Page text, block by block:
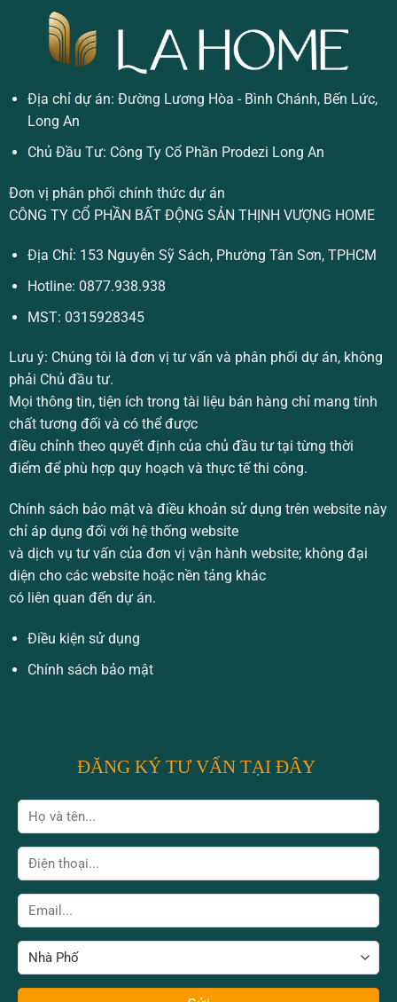
Địa chỉ dự án: Đường Lương Hòa - Bình Chánh, Bến Lức,
Long An
Chủ Đầu Tư: Công Ty Cổ Phần Prodezi Long An
Đơn vị phân phối chính thức dự án
CÔNG TY CỔ PHẦN BẤT ĐỘNG SẢN THỊNH VƯỢNG HOME
Địa Chỉ: 153 Nguyễn Sỹ Sách, Phường Tân Sơn, TPHCM
Hotline: 0877.938.938
MST: 0315928345
Lưu ý: Chúng tôi là đơn vị tư vấn và phân phối dự án, không
phải Chủ đầu tư.
Mọi thông tin, tiện ích trong tài liệu bán hàng chỉ mang tính
chất tương đối và có thể được
điều chỉnh theo quyết định của chủ đầu tư tại từng thời
điểm để phù hợp quy hoạch và thực tế thi công.
Chính sách bảo mật và điều khoản sử dụng trên website này
chỉ áp dụng đối với hệ thống website
và dịch vụ tư vấn của đơn vị vận hành website; không đại
diện cho các website hoặc nền tảng khác
có liên quan đến dự án.
Điều kiện sử dụng
Chính sách bảo mật
ĐĂNG KÝ TƯ VẤN TẠI ĐÂY